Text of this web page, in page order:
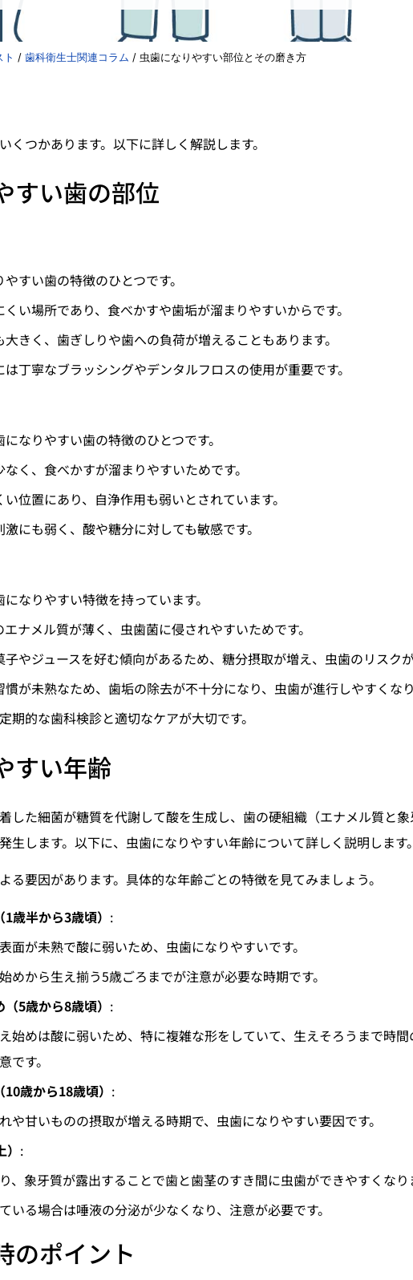
/ 歯科衛生士関連コラム / 虫歯になりやすい部位とその磨き方
くつかあります。以下に詳しく解説します。
すい歯の部位
すい歯の特徴のひとつです。
い場所であり、食べかすや歯垢が溜まりやすいからです。
きく、歯ぎしりや歯への負荷が増えることもあります。
丁寧なブラッシングやデンタルフロスの使用が重要です。
なりやすい歯の特徴のひとつです。
く、食べかすが溜まりやすいためです。
位置にあり、自浄作用も弱いとされています。
にも弱く、酸や糖分に対しても敏感です。
なりやすい特徴を持っています。
ナメル質が薄く、虫歯菌に侵されやすいためです。
やジュースを好む傾向があるため、糖分摂取が増え、虫歯のリスクが
が未熟なため、歯垢の除去が不十分になり、虫歯が進行しやすくなり
期的な歯科検診と適切なケアが大切です。
すい年齢
した細菌が糖質を代謝して酸を生成し、歯の硬組織（エナメル質と
生します。以下に、虫歯になりやすい年齢について詳しく説明します。
る要因があります。具体的な年齢ごとの特徴を見てみましょう。
歳半から3歳頃） :
面が未熟で酸に弱いため、虫歯になりやすいです。
めから生え揃う5歳ごろまでが注意が必要な時期です。
5歳から8歳頃） :
始めは酸に弱いため、特に複雑な形をしていて、生えそろうまで時
です。
歳から18歳頃） :
や甘いものの摂取が増える時期で、虫歯になりやすい要因です。
:
、象牙質が露出することで歯と歯茎のすき間に虫歯ができやすくなり
いる場合は唾液の分泌が少なくなり、注意が必要です。
のポイント